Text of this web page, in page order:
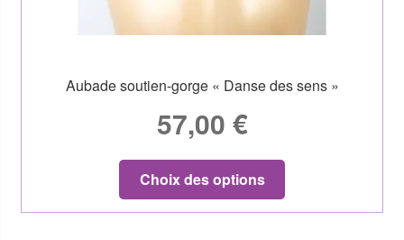
Aubade soutien-gorge « Danse des sens »
57,00 €
Choix des options